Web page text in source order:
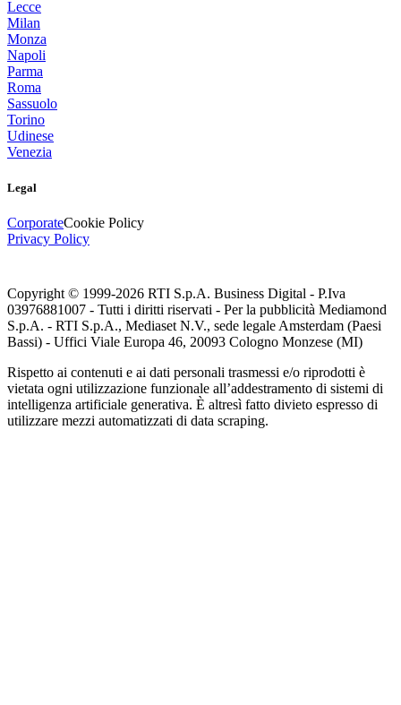
Lecce
Milan
Monza
Napoli
Parma
Roma
Sassuolo
Torino
Udinese
Venezia
Legal
CorporateCookie Policy
Privacy Policy
Copyright © 1999-2026 RTI S.p.A. Business Digital - P.Iva
03976881007 - Tutti i diritti riservati - Per la pubblicità Mediamond
S.p.A. - RTI S.p.A., Mediaset N.V., sede legale Amsterdam (Paesi
Bassi) - Uffici Viale Europa 46, 20093 Cologno Monzese (MI)
Rispetto ai contenuti e ai dati personali trasmessi e/o riprodotti è
vietata ogni utilizzazione funzionale all’addestramento di sistemi di
intelligenza artificiale generativa. È altresì fatto divieto espresso di
utilizzare mezzi automatizzati di data scraping.